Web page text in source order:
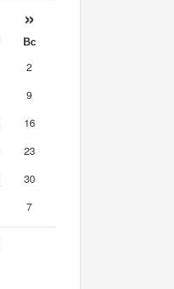
»
Вс
2
9
16
23
30
7